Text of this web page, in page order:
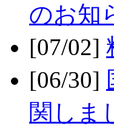
のお知
[07/02]
[06/30]
関しま